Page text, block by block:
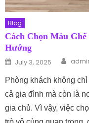
Blog
Cách Chọn Màu
Hướng
Posted on
July 3, 2025
Phòng khách không
cả gia đình mà còn là
gia chủ. Vì vậy, việc